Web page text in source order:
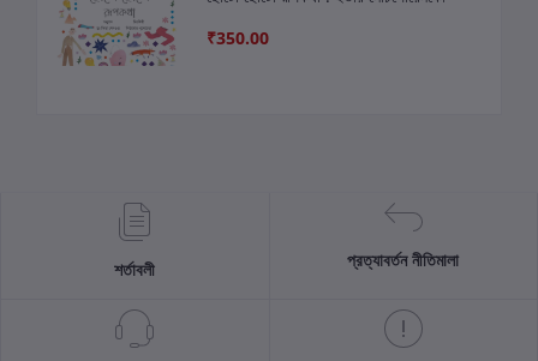
₹350.00
শর্তাবলী প্রত্যাবর্তন নীতিমালা